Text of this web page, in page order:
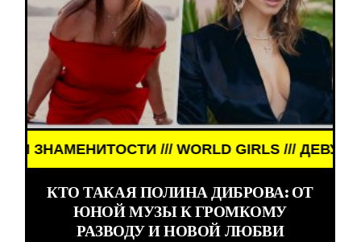
GIRLS /// ДЕВУШКИ ЗНАМЕНИТОСТИ
КТО ТАКАЯ ПОЛИНА ДИБРОВА: ОТ
ЮНОЙ МУЗЫ К ГРОМКОМУ
РАЗВОДУ И НОВОЙ ЛЮБВИ